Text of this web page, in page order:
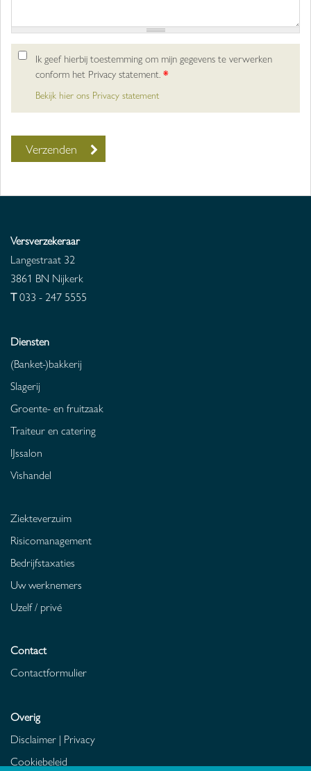
Ik geef hierbij toestemming om mijn gegevens te verwerken
conform het Privacy statement.*
Bekijk hier ons Privacy statement
Versverzekeraar
Langestraat 32
3861 BN Nijkerk
T033 - 247 5555
Diensten
(Banket-)bakkerij
Slagerij
Groente- en fruitzaak
Traiteur en catering
IJssalon
Vishandel
Ziekteverzuim
Risicomanagement
Bedrijfstaxaties
Uw werknemers
Uzelf / privé
Contact
Contactformulier
Overig
Disclaimer | Privacy
Cookiebeleid